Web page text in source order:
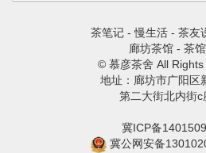
茶笔记-慢生活- 茶友
廊坊茶馆- 茶
© 慕彦茶舍 All
地址：廊坊市广阳区
第二大街北内街c
冀ICP备
冀公网安备